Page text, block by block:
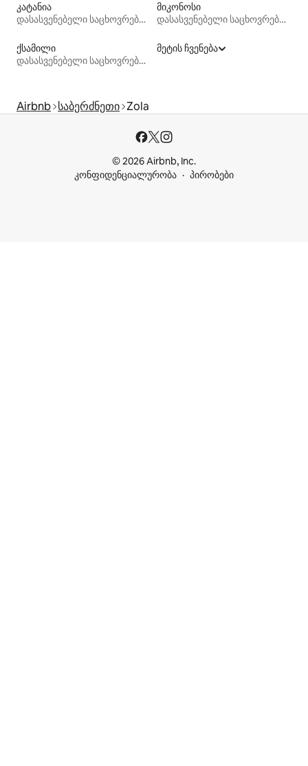
კატანია
დასასვენებელი საცხოვრებლები
მიკონოსი
დასასვენებელი საცხოვრებლები
ქსამილი
დასასვენებელი საცხოვრებლები
მეტის ჩვენება
Airbnb საბერძნეთი Zola
© 2026 Airbnb, Inc.
კონფიდენციალურობა
პირობები